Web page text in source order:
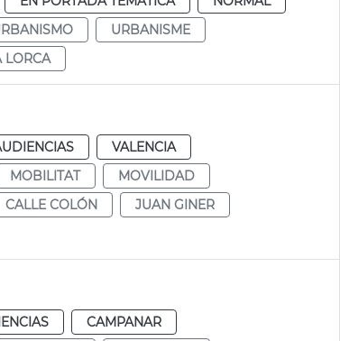
URBANISME
LORCA
VALENCIA
MOBILITAT
MOVILIDAD
CALLE COLÓN
JUAN GINER
CAMPANAR